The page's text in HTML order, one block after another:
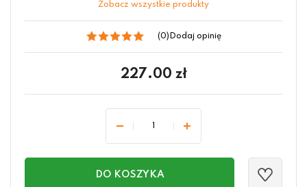
Zobacz wszystkie produkty
(0) Dodaj opinię
227.00 zł
DO KOSZYKA